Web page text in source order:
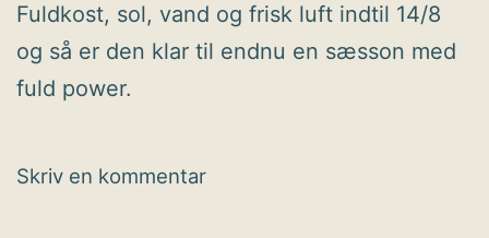
Fuldkost, sol, vand og frisk luft indtil 14/8
og så er den klar til endnu en sæsson med
fuld power.
Skriv en kommentar